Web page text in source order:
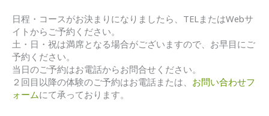
日程・コースがお決まりになりましたら、TELまたはWebサ
イトからご予約ください。
土・日・祝は満席となる場合がございますので、お早目にご
予約ください。
当日のご予約はお電話からお問合せください。
２回目以降の体験のご予約はお電話または、 お問い合わせフ
ォームにて承っております。